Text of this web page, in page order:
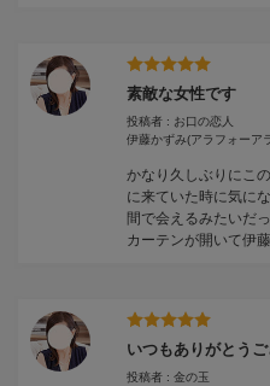
素敵な女性です
投稿者 : お口の恋人
伊藤かずみ(アラフォーア
かなり久しぶりにこ
に来ていた時に気に
間で会えるみたいだ
カーテンが開いて伊
いつもありがとう
投稿者 : 金の玉